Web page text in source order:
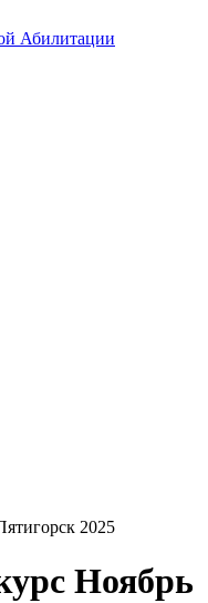
Абилитации
2025
Ноябрь